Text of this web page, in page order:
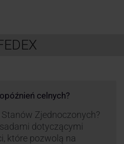
celnych?
Stanów Zjednoczonych?
dotyczącymi
które pozwolą na